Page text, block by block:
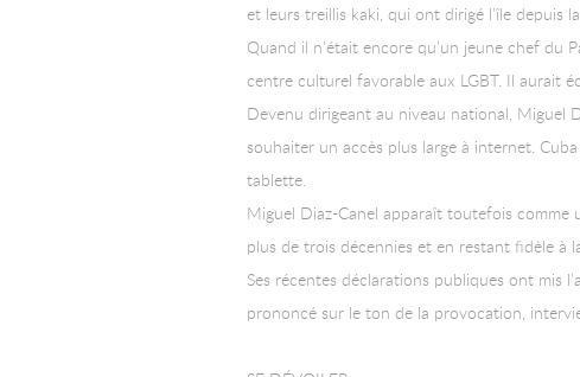
et leurs treillis kaki, qui ont dirigé l’île depuis
Quand il n’était encore qu’un jeune chef du
centre culturel favorable aux LGBT. Il aurait
Devenu dirigeant au niveau national, Miguel
souhaiter un accès plus large à internet.
tablette.
Miguel Diaz-Canel apparaît toutefois comme
plus de trois décennies et en restant fidèle à
Ses récentes déclarations publiques ont mis
prononcé sur le ton de la provocation,